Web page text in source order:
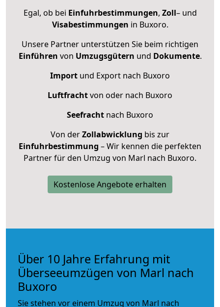
Egal, ob bei Einfuhrbestimmungen, Zoll– und
Visabestimmungen in Buxoro.
Unsere Partner unterstützen Sie beim richtigen
Einführen von Umzugsgütern und Dokumente.
Import und Export nach Buxoro
Luftfrachtvon oder nach Buxoro
Seefracht nach Buxoro
Von derZollabwicklung bis zur
Einfuhrbestimmung – Wir kennen die perfekten
Partner für den Umzug von Marl nach Buxoro.
Kostenlose Angebote erhalten
Über 10 Jahre Erfahrung mit
Überseeumzügen von Marl nach
Buxoro
Sie stehen vor einem Umzug von Marl nach